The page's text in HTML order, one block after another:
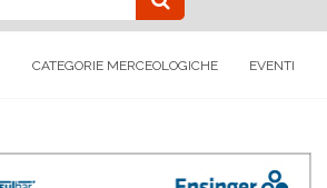
CATEGORIE MERCEOLOGICHE EVENTI